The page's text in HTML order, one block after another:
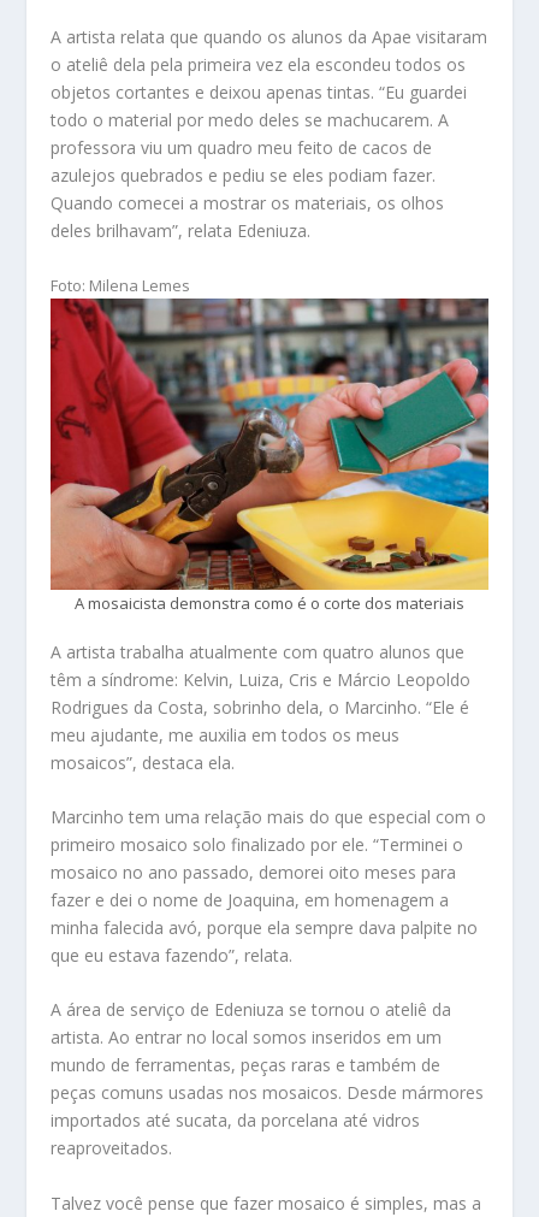
A artista relata que quando os alunos da Apae visitaram
o ateliê dela pela primeira vez ela escondeu todos os
objetos cortantes e deixou apenas tintas. “Eu guardei
todo o material por medo deles se machucarem. A
professora viu um quadro meu feito de cacos de
azulejos quebrados e pediu se eles podiam fazer.
Quando comecei a mostrar os materiais, os olhos
deles brilhavam”, relata Edeniuza.
Foto: Milena Lemes
A mosaicista demonstra como é o corte dos materiais
A artista trabalha atualmente com quatro alunos que
têm a síndrome: Kelvin, Luiza, Cris e Márcio Leopoldo
Rodrigues da Costa, sobrinho dela, o Marcinho. “Ele é
meu ajudante, me auxilia em todos os meus
mosaicos”, destaca ela.
Marcinho tem uma relação mais do que especial com o
primeiro mosaico solo finalizado por ele. “Terminei o
mosaico no ano passado, demorei oito meses para
fazer e dei o nome de Joaquina, em homenagem a
minha falecida avó, porque ela sempre dava palpite no
que eu estava fazendo”, relata.
A área de serviço de Edeniuza se tornou o ateliê da
artista. Ao entrar no local somos inseridos em um
mundo de ferramentas, peças raras e também de
peças comuns usadas nos mosaicos. Desde mármores
importados até sucata, da porcelana até vidros
reaproveitados.
Talvez você pense que fazer mosaico é simples, mas a